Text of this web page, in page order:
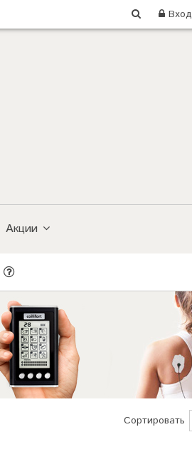
Вход
Акции
Сортировать